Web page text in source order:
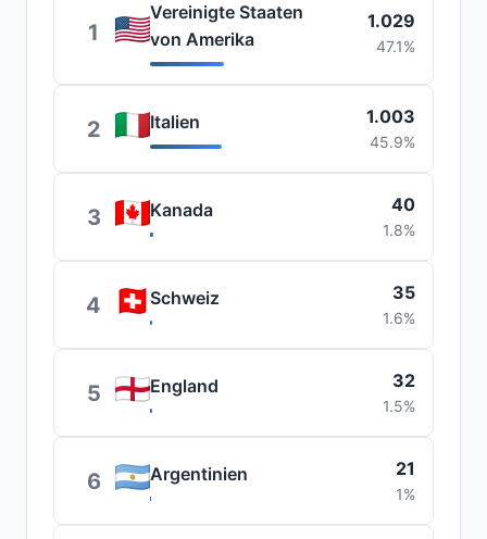
1
Vereinigte Staaten
von Amerika
1.029
47.1%
2 Italien 1.003
45.9%
3 Kanada 40
1.8%
4 Schweiz 35
1.6%
5 England 32
1.5%
6 Argentinien 21
1%